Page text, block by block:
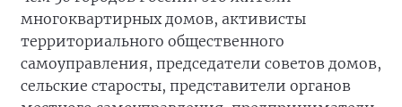
многоквартирных домов, активисты
территориального общественного
самоуправления, председатели советов домов,
сельские старосты, представители органов